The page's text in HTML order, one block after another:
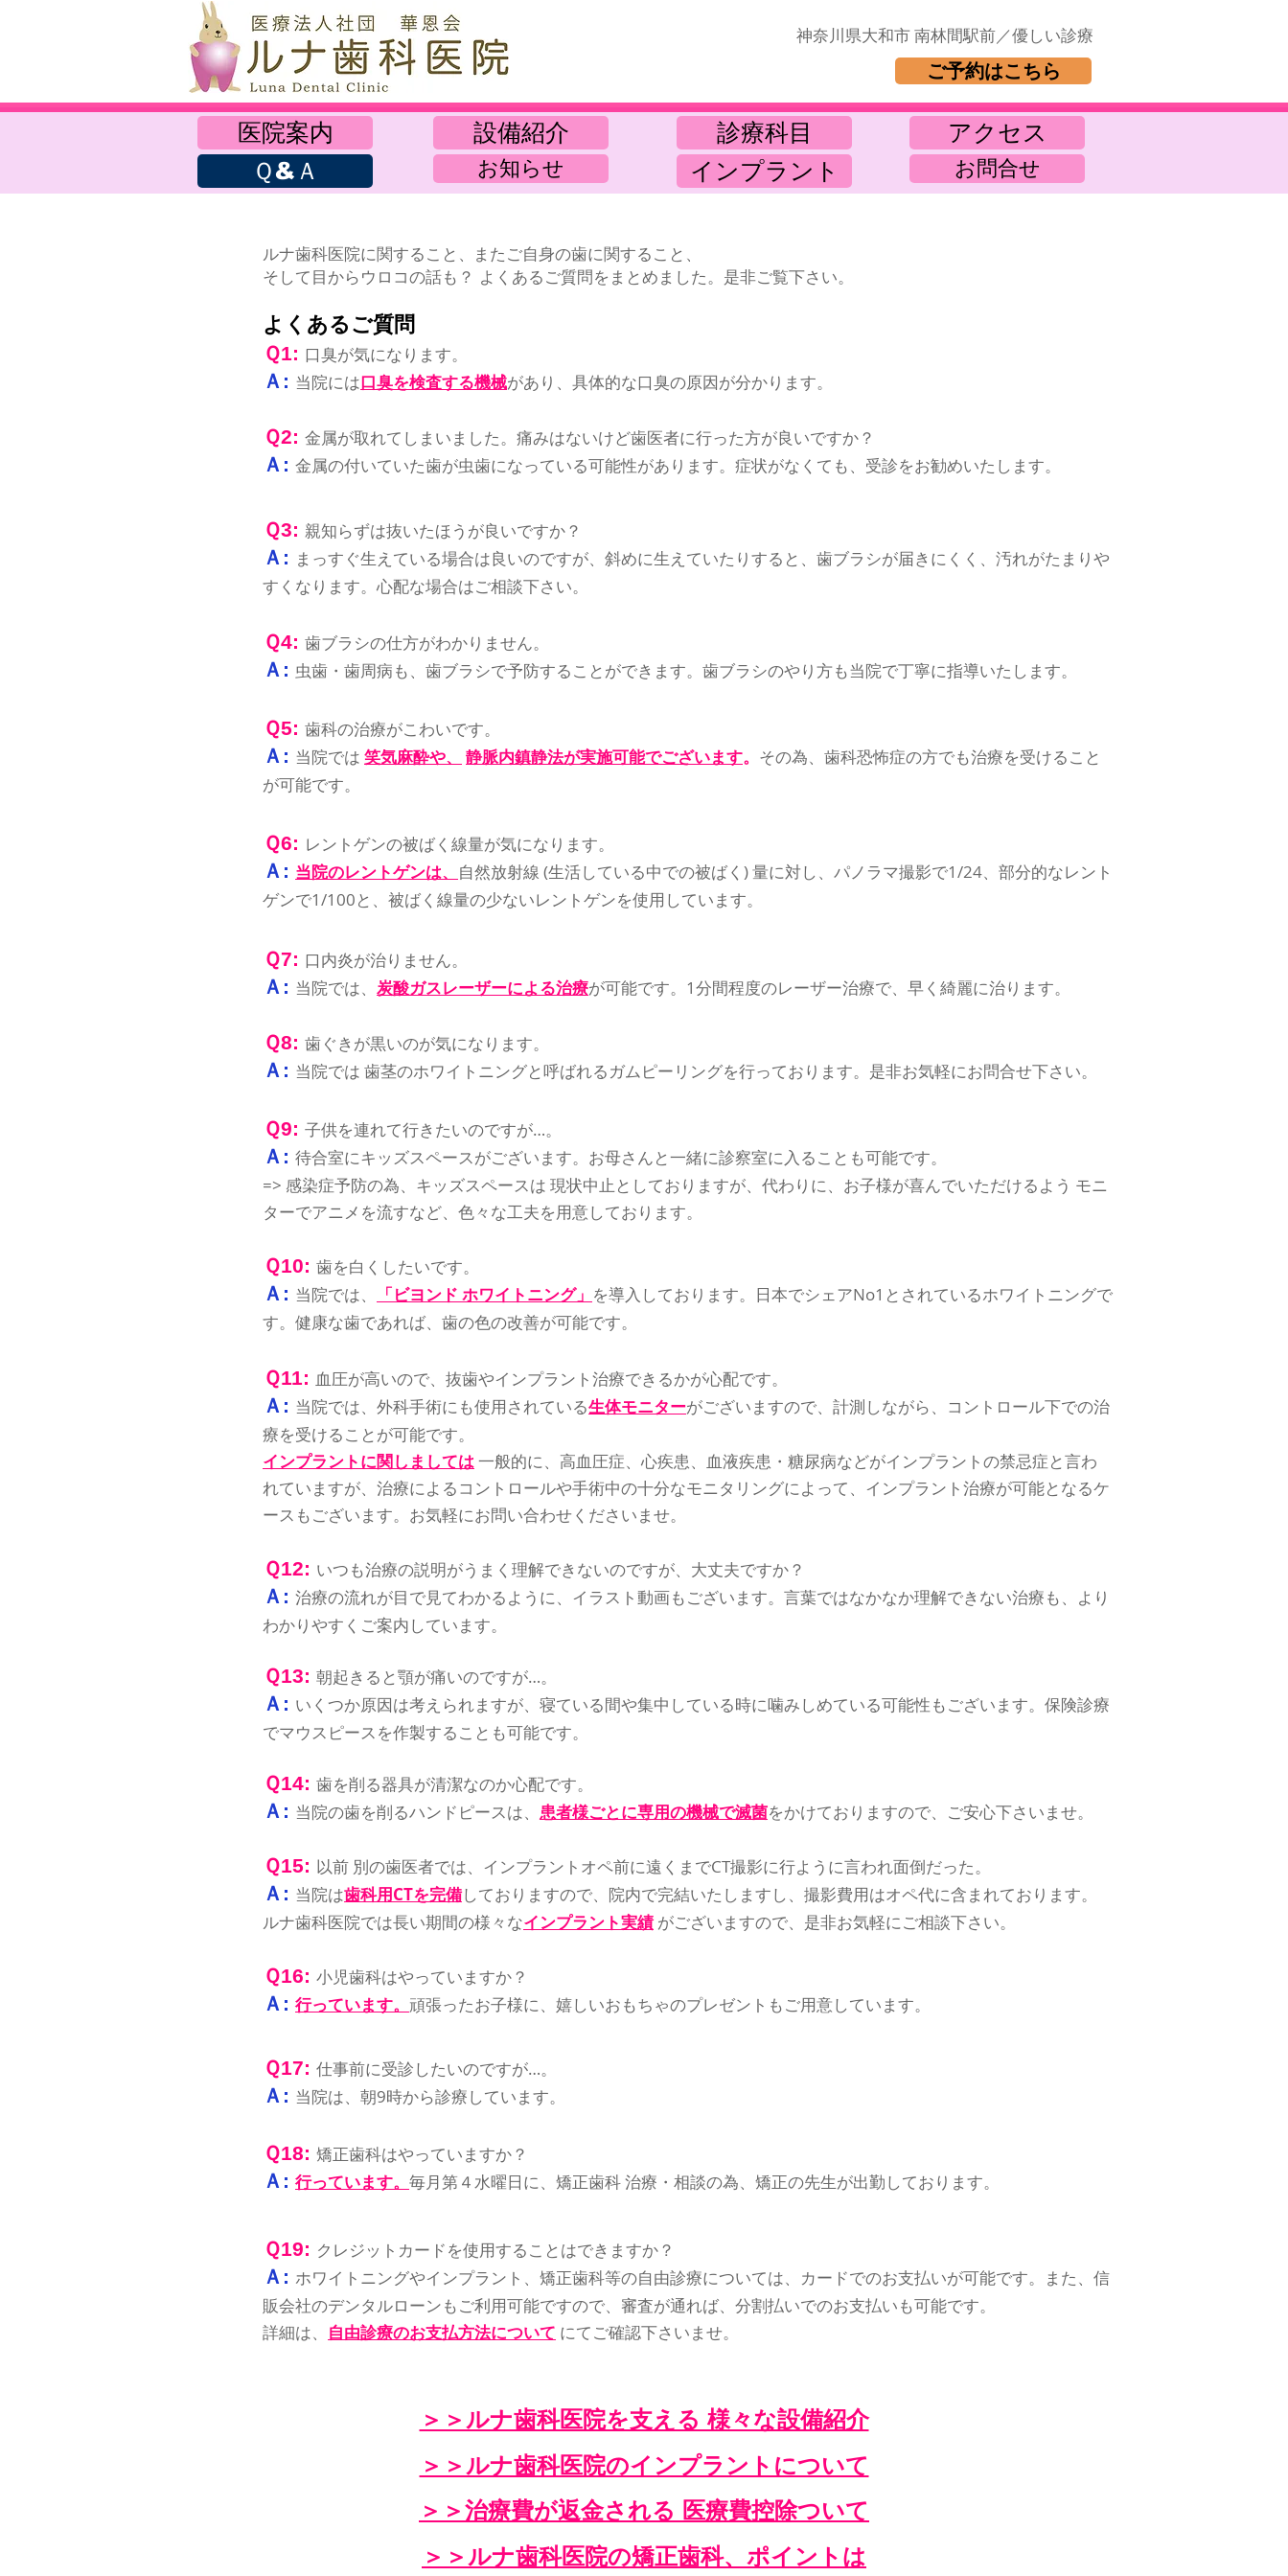
​神奈川県大和市 南林間駅前／優しい診療
ご予約はこちら
歯に関するQ＆A
医院案内
Ｑ&Ａ
設備紹介
お知らせ
診療科目
インプラント
アクセス
お問合せ
またご自身の歯に関すること、
​ルナ歯科医院に関すること、
そして目からウロコの話も？ よくあるご質問をまとめました。是非ご覧下さい。
よくあるご質問
Ｑ1: 口臭が気になります。
Ａ: 当院には口臭を検査する機械があり、具体的な口臭の原因が分かります。
Ｑ2: 金属が取れてしまいました。痛みはないけど歯医者に行った方が良いですか？
Ａ: 金属の付いていた歯が虫歯になっている可能性があります。症状がなくても、受診をお勧めいたします。
Ｑ3: 親知らずは抜いたほうが良いですか？
Ａ: まっすぐ生えている場合は良いのですが、斜めに生えていたりすると、歯ブラシが届きにくく、汚れがたまりや
すくなります。心配な場合はご相談下さい。
Ｑ4: 歯ブラシの仕方がわかりません。
Ａ: 虫歯・歯周病も、歯ブラシで予防することができます。歯ブラシのやり方も当院で丁寧に指導いたします。
Ｑ5: 歯科の治療がこわいです。
Ａ: 当院では 笑気麻酔や、 静脈内鎮静法が実施可能でございます。 その為、歯科恐怖症の方でも治療を受けること
が可能です。
Ｑ6: レントゲンの被ばく線量が気になります。
Ａ: 当院のレントゲンは、 自然放射線 (生活している中での被ばく) 量に対し、パノラマ撮影で1/24、部分的なレント
ゲンで1/100と、被ばく線量の少ないレントゲンを使用しています。
Ｑ7: 口内炎が治りません。
Ａ: 当院では、 炭酸ガスレーザーによる治療が可能です。1分間程度のレーザー治療で、早く綺麗に治ります。
Ｑ8: 歯ぐきが黒いのが気になります。
Ａ: 当院では 歯茎のホワイトニングと呼ばれるガムピーリングを行っております。是非お気軽にお問合せ下さい。
Ｑ9: 子供を連れて行きたいのですが…。
Ａ: 待合室にキッズスペースがございます。お母さんと一緒に診察室に入ることも可能です。
=> 感染症予防の為、キッズスペースは 現状中止としておりますが、代わりに、お子様が喜んでいただけるよう モニ
ターでアニメを流すなど、色々な工夫を用意しております。
Ｑ10: 歯を白くしたいです。
Ａ: 当院では、 「ビヨンド ホワイトニング」 を導入しております。日本でシェアNo1とされているホワイトニングで
す。健康な歯であれば、歯の色の改善が可能です。
Ｑ11: 血圧が高いので、抜歯やインプラント治療できるかが心配です。
Ａ: 当院では、外科手術にも使用されている生体モニターがございますので、計測しながら、コントロール下での治
療を受けることが可能です。
インプラントに関しましては一般的に、高血圧症、心疾患、血液疾患・糖尿病などがインプラントの禁忌症と言わ
れていますが、治療によるコントロールや手術中の十分なモニタリングによって、インプラント治療が可能となるケ
ースもございます。お気軽にお問い合わせくださいませ。
Ｑ12: いつも治療の説明がうまく理解できないのですが、大丈夫ですか？
Ａ: 治療の流れが目で見てわかるように、イラスト動画もございます。言葉ではなかなか理解できない治療も、より
わかりやすくご案内しています。
Ｑ13: 朝起きると顎が痛いのですが…。
Ａ: いくつか原因は考えられますが、寝ている間や集中している時に噛みしめている可能性もございます。保険診療
でマウスピースを作製することも可能です。
Ｑ14: 歯を削る器具が清潔なのか心配です。
Ａ: 当院の歯を削るハンドピースは、 患者様ごとに専用の機械で滅菌をかけておりますので、ご安心下さいませ。
Ｑ15: 以前 別の歯医者では、インプラントオペ前に遠くまでCT撮影に行ように言われ面倒だった。
Ａ: 当院は歯科用CTを完備しておりますので、院内で完結いたしますし、撮影費用はオペ代に含まれております。
ルナ歯科医院では長い期間の様々なインプラント実績がございますので、是非お気軽にご相談下さい。
Ｑ16: 小児歯科はやっていますか？
Ａ: 行っています。 頑張ったお子様に、嬉しいおもちゃのプレゼントもご用意しています。
Ｑ17: 仕事前に受診したいのですが…。
Ａ: 当院は、朝9時から診療しています。
Ｑ18: 矯正歯科はやっていますか？
Ａ: 行っています。 毎月第４水曜日に、矯正歯科 治療・相談の為、矯正の先生が出勤しております。
Ｑ19: クレジットカードを使用することはできますか？
Ａ: ホワイトニングやインプラント、矯正歯科等の自由診療については、カードでのお支払いが可能です。また、信
販会社のデンタルローンもご利用可能ですので、審査が通れば、分割払いでのお支払いも可能です。
詳細は、 自由診療のお支払方法について にてご確認下さいませ。
＞＞ルナ歯科医院を支える 様々な設備紹介
＞＞ルナ歯科医院のインプラントについて
＞＞治療費が返金される 医療費控除ついて
＞＞ルナ歯科医院の矯正歯科、ポイントは